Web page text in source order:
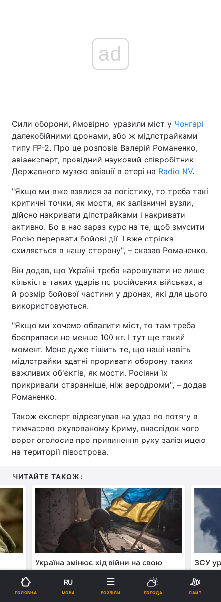
ad
Сили оборони, ймовірно, уразили міст у Чонгарі
далекобійними дронами, або ж мідлстрайками
типу FP-2. Про це розповів Валерій Романенко,
авіаексперт, провідний науковий співробітник
Державного музею авіації в етері на Radio NV.
"Якщо ми вже взялися за логістику, то треба такі
критичні точки, як мости, як залізничні вузли,
дійсно накривати діпстрайками і накривати
активно. Бо в нас зараз курс на те, щоб змусити
Росію перервати бойові дії. І вже стрілка
схиляється в нашу сторону", – сказав Романенко.
Він додав, що Україні треба нарощувати не лише
кількість таких ударів по російських військах, а
й розмір бойової частини у дронах, які для цього
використовуються.
"Якщо ми хочемо обвалити міст, то там треба
боєприпаси не менше 100 кг. І тут ще такий
момент. Мене дуже тішить те, що наші навіть
мідлстрайки здатні проривати оборону таких
важливих об'єктів, як мости. Росіяни їх
прикривали старанніше, ніж аеродроми", – додав
Романенко.
Також експерт відреагував на удар по потягу в
тимчасово окупованому Криму, внаслідок чого
ворог оголосив про припинення руху залізницею
на території півострова.
ЧИТАЙТЕ ТАКОЖ:
Україна змінює хід війни на свою
жахом, – The Telegraph
ЗСУ
ГОЛОВНА
RU
МОВА РОЗДІЛИ ПОГОДА ЛАЙТ